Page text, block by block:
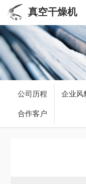
真空干燥机
公司历程 企业风
合作客户